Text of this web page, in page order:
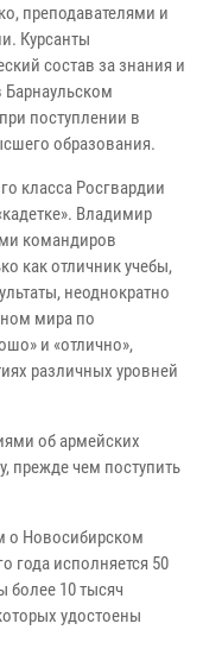
преподавателями и
Курсанты
состав за знания и
поступлении в
образования.
класса Росгвардии
Владимир
командиров
как отличник учебы,
неоднократно
мира по
и «отлично»,
различных уровней
об армейских
прежде чем поступить
о Новосибирском
года исполняется 50
более 10 тысяч
удостоены